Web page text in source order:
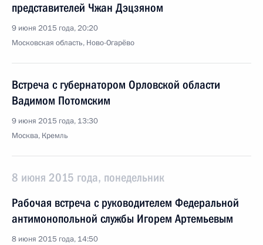
представителей Чжан Дэцзяном
9 июня 2015 года, 20:20
Московская область, Ново-Огарёво
Встреча с губернатором Орловской области
Вадимом Потомским
9 июня 2015 года, 13:30
Москва, Кремль
8 июня 2015 года, понедельник
Рабочая встреча с руководителем Федеральной
антимонопольной службы Игорем Артемьевым
8 июня 2015 года, 14:50